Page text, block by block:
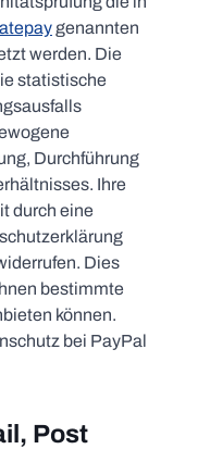
genannten
werden. Die
statistische
Durchführung
Ihre
durch eine
Dies
bestimmte
können.
bei PayPal
Post